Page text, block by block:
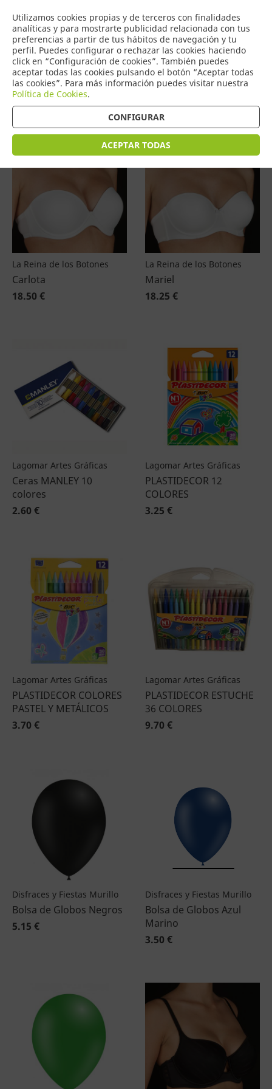
Utilizamos cookies propias y de terceros con finalidades
analíticas y para mostrarte publicidad relacionada con tus
preferencias a partir de tus hábitos de navegación y tu
perfil. Puedes configurar o rechazar las cookies haciendo
click en “Configuración de cookies”. También puedes
aceptar todas las cookies pulsando el botón “Aceptar todas
las cookies”. Para más información puedes visitar nuestra
Política de Cookies.
CONFIGURAR
ACEPTAR TODAS
0
COMERCIO
DE TORRIJOS
Productos (4601)
Ordenar por precio
La Reina de los Botones
Carlota
18.50 €
La Reina de los Botones
Mariel
18.25 €
Lagomar Artes Gráficas
Ceras MANLEY 10
colores
2.60 €
Lagomar Artes Gráficas
PLASTIDECOR 12
COLORES
3.25 €
Lagomar Artes Gráficas
PLASTIDECOR COLORES
PASTEL Y METÁLICOS
3.70 €
Lagomar Artes Gráficas
PLASTIDECOR ESTUCHE
36 COLORES
9.70 €
Disfraces y Fiestas Murillo
Bolsa de Globos Negros
5.15 €
Disfraces y Fiestas Murillo
Bolsa de Globos Azul
Marino
3.50 €